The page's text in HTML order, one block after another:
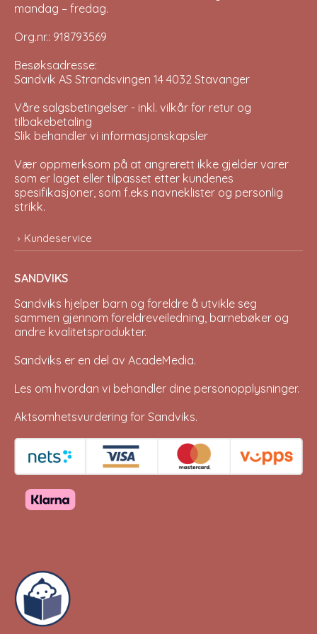
mandag – fredag.
Org.nr.: 918793569
Besøksadresse:
Sandvik AS Strandsvingen 14 4032 Stavanger
Våre salgsbetingelser - inkl. vilkår for retur og
tilbakebetaling
Slik behandler vi informasjonskapsler
Vær oppmerksom på at angrerett ikke gjelder varer
som er laget eller tilpasset etter kundenes
spesifikasjoner, som f.eks navneklister og personlig
strikk.
Kundeservice
SANDVIKS
Sandviks hjelper barn og foreldre å utvikle seg
sammen gjennom foreldreveiledning, barnebøker og
andre kvalitetsprodukter.
Sandviks er en del av AcadeMedia.
Les om hvordan vi behandler dine personopplysninger.
Aktsomhetsvurdering for Sandviks.